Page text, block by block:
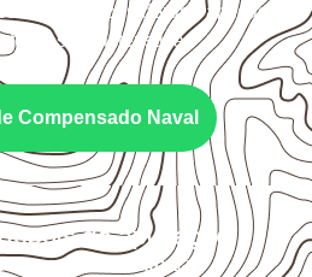
deve considerar a aplicação,
e as características
Compensado Naval
da aplicação
e o formatosão